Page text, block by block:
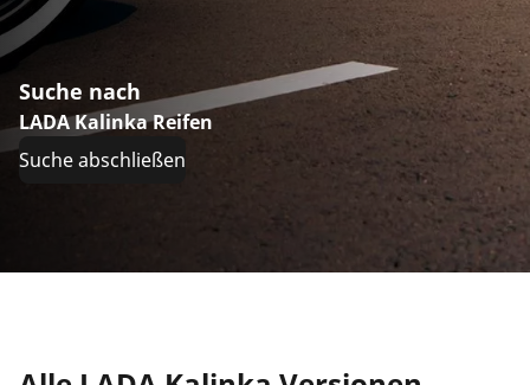
Suche nach
LADA Kalinka Reifen
Suche abschließen